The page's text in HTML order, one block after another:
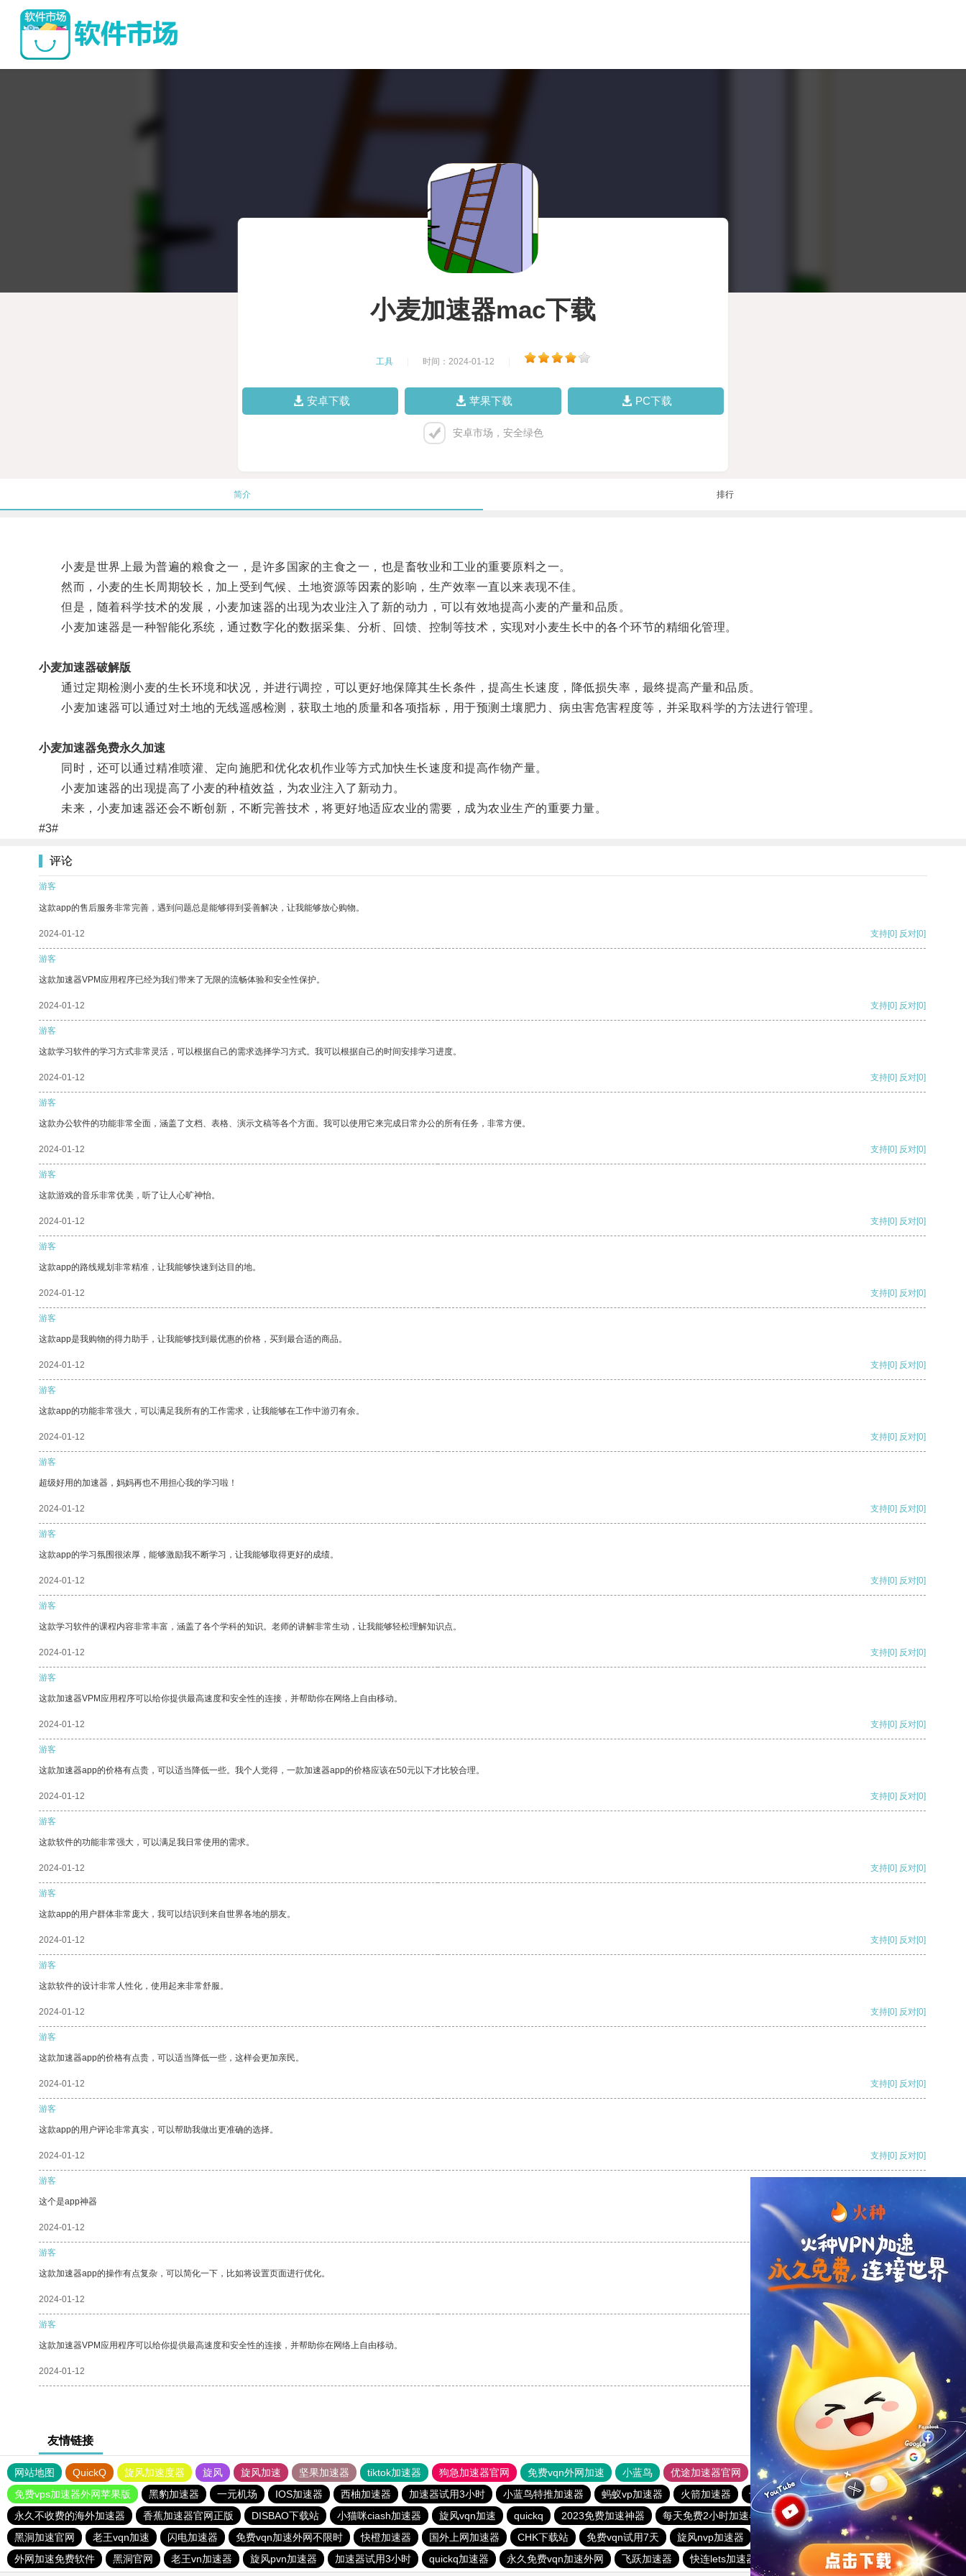
小麦加速器mac下载
工具 时间：2024-01-12
安卓下载 苹果下载 PC下载
安卓市场，安全绿色
简介 排行
小麦是世界上最为普遍的粮食之一，是许多国家的主食之一，也是畜牧业和工业的重要原料之一。
然而，小麦的生长周期较长，加上受到气候、土地资源等因素的影响，生产效率一直以来表现不佳。
但是，随着科学技术的发展，小麦加速器的出现为农业注入了新的动力，可以有效地提高小麦的产量和品质。
小麦加速器是一种智能化系统，通过数字化的数据采集、分析、回馈、控制等技术，实现对小麦生长中的各个环节的精细化管理。
小麦加速器破解版
通过定期检测小麦的生长环境和状况，并进行调控，可以更好地保障其生长条件，提高生长速度，降低损失率，最终提高产量和品质。
小麦加速器可以通过对土地的无线遥感检测，获取土地的质量和各项指标，用于预测土壤肥力、病虫害危害程度等，并采取科学的方法进行管理。
小麦加速器免费永久加速
同时，还可以通过精准喷灌、定向施肥和优化农机作业等方式加快生长速度和提高作物产量。
小麦加速器的出现提高了小麦的种植效益，为农业注入了新动力。
未来，小麦加速器还会不断创新，不断完善技术，将更好地适应农业的需要，成为农业生产的重要力量。
#3#
评论
游客
这款app的售后服务非常完善，遇到问题总是能够得到妥善解决，让我能够放心购物。
2024-01-12 支持[0] 反对[0]
游客
这款加速器VPM应用程序已经为我们带来了无限的流畅体验和安全性保护。
2024-01-12 支持[0] 反对[0]
游客
这款学习软件的学习方式非常灵活，可以根据自己的需求选择学习方式。我可以根据自己的时间安排学习进度。
2024-01-12 支持[0] 反对[0]
游客
这款办公软件的功能非常全面，涵盖了文档、表格、演示文稿等各个方面。我可以使用它来完成日常办公的所有任务，非常方便。
2024-01-12 支持[0] 反对[0]
游客
这款游戏的音乐非常优美，听了让人心旷神怡。
2024-01-12 支持[0] 反对[0]
游客
这款app的路线规划非常精准，让我能够快速到达目的地。
2024-01-12 支持[0] 反对[0]
游客
这款app是我购物的得力助手，让我能够找到最优惠的价格，买到最合适的商品。
2024-01-12 支持[0] 反对[0]
游客
这款app的功能非常强大，可以满足我所有的工作需求，让我能够在工作中游刃有余。
2024-01-12 支持[0] 反对[0]
游客
超级好用的加速器，妈妈再也不用担心我的学习啦！
2024-01-12 支持[0] 反对[0]
游客
这款app的学习氛围很浓厚，能够激励我不断学习，让我能够取得更好的成绩。
2024-01-12 支持[0] 反对[0]
游客
这款学习软件的课程内容非常丰富，涵盖了各个学科的知识。老师的讲解非常生动，让我能够轻松理解知识点。
2024-01-12 支持[0] 反对[0]
游客
这款加速器VPM应用程序可以给你提供最高速度和安全性的连接，并帮助你在网络上自由移动。
2024-01-12 支持[0] 反对[0]
游客
这款加速器app的价格有点贵，可以适当降低一些。我个人觉得，一款加速器app的价格应该在50元以下才比较合理。
2024-01-12 支持[0] 反对[0]
游客
这款软件的功能非常强大，可以满足我日常使用的需求。
2024-01-12 支持[0] 反对[0]
游客
这款app的用户群体非常庞大，我可以结识到来自世界各地的朋友。
2024-01-12 支持[0] 反对[0]
游客
这款软件的设计非常人性化，使用起来非常舒服。
2024-01-12 支持[0] 反对[0]
游客
这款加速器app的价格有点贵，可以适当降低一些，这样会更加亲民。
2024-01-12 支持[0] 反对[0]
游客
这款app的用户评论非常真实，可以帮助我做出更准确的选择。
2024-01-12 支持[0] 反对[0]
游客
这个是app神器
2024-01-12
游客
这款加速器app的操作有点复杂，可以简化一下，比如将设置页面进行优化。
2024-01-12 反对
游客
这款加速器VPM应用程序可以给你提供最高速度和安全性的连接，并帮助你在网络上自由移动。
2024-01-12 反对[0]
友情链接
网站地图 QuickQ 旋风加速度器 旋风 旋风加速 坚果加速器 tiktok加速器 狗急加速器官网 免费vqn外网加速 小蓝鸟 优途加速器官网 风驰加速器 旋风加速器
八戒看书
免费vps加速器外网苹果版
黑豹加速器 一元机场 IOS加速器 西柚加速器 加速器试用3小时 小蓝鸟特推加速器 蚂蚁vp加速器 火箭加速器 十大免费网络加速神器
黑洞官网
永久不收费的海外加速器
香蕉加速器官网正版 DISBAO下载站 小猫咪ciash加速器 旋风vqn加速 quickq 2023免费加速神器 每天免费2小时加速器 快橙加速器
爬墙专用加速器
黑洞加速官网
老王vqn加速 闪电加速器 免费vqn加速外网不限时 快橙加速器 国外上网加速器 CHK下载站 免费vqn试用7天 旋风nvp加速器 白鲸加速器
黑洞永久加速器
外网加速免费软件
黑洞官网 老王vn加速器 旋风pvn加速器 加速器试用3小时 quickq加速器 永久免费vqn加速外网 飞跃加速器 快连lets加速器